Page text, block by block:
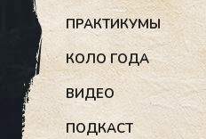
ПРАКТИКУМЫ
КОЛО ГОДА
ВИДЕО
ПОДКАСТ